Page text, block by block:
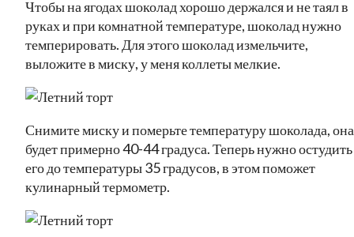
Чтобы на ягодах шоколад хорошо держался и не таял в
руках и при комнатной температуре, шоколад нужно
темперировать. Для этого шоколад измельчите,
выложите в миску, у меня коллеты мелкие.
Снимите миску и померьте температуру шоколада, она
будет примерно 40-44 градуса. Теперь нужно остудить
его до температуры 35 градусов, в этом поможет
кулинарный термометр.